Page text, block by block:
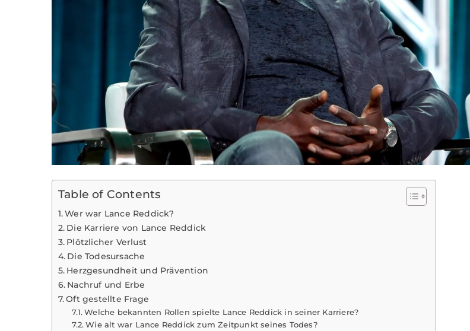
Table of Contents
Wer war Lance Reddick?
Die Karriere von Lance Reddick
Plötzlicher Verlust
Die Todesursache
Herzgesundheit und Prävention
Nachruf und Erbe
Oft gestellte Frage
Welche bekannten Rollen spielte Lance Reddick in seiner Karriere?
Wie alt war Lance Reddick zum Zeitpunkt seines Todes?